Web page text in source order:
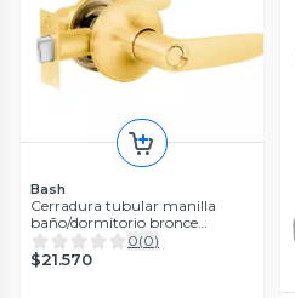
Bash
Cerradura tubular manilla
baño/dormitorio bronce
antibacteriana Bash
0(0)
$21.570